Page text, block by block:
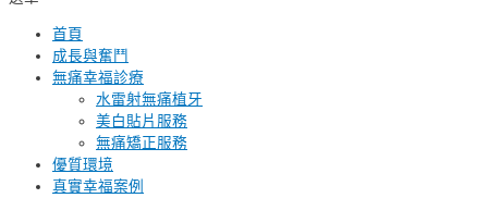
首頁
成長與奮鬥
無痛幸福診療
水雷射無痛植牙
美白貼片服務
無痛矯正服務
優質環境
真實幸福案例